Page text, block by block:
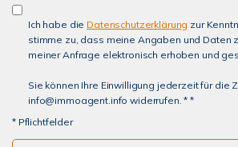
Ich habe die Datenschutzerklärung zur
stimme zu, dass meine Angaben und Daten
meiner Anfrage elektronisch erhoben und
Sie können Ihre Einwilligung jederzeit für die
info@immoagent.info widerrufen. * *
* Pflichtfelder